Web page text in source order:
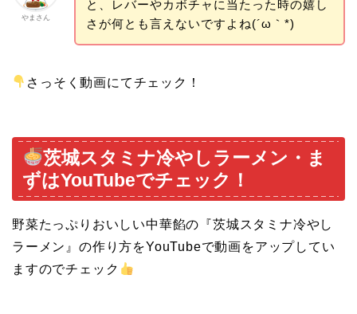
やまさん
と、レバーやカボチャに当たった時の嬉し
さが何とも言えないですよね(´ω｀*)
さっそく動画にてチェック！
茨城スタミナ冷やしラーメン・ま
ずはYouTubeでチェック！
野菜たっぷりおいしい中華餡の『茨城スタミナ冷やし
ラーメン』の作り方をYouTubeで動画をアップしてい
ますのでチェック